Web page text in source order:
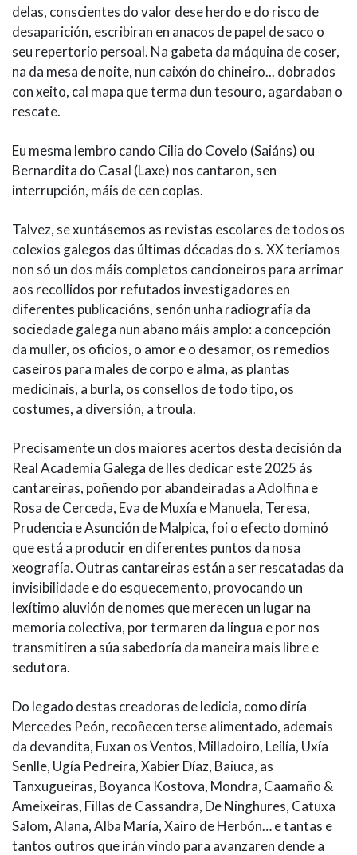
delas, conscientes do valor dese herdo e do risco de
desaparición, escribiran en anacos de papel de saco o
seu repertorio persoal. Na gabeta da máquina de coser,
na da mesa de noite, nun caixón do chineiro... dobrados
con xeito, cal mapa que terma dun tesouro, agardaban o
rescate.
Eu mesma lembro cando Cilia do Covelo (Saiáns) ou
Bernardita do Casal (Laxe) nos cantaron, sen
interrupción, máis de cen coplas.
Talvez, se xuntásemos as revistas escolares de todos os
colexios galegos das últimas décadas do s. XX teriamos
non só un dos máis completos cancioneiros para arrimar
aos recollidos por refutados investigadores en
diferentes publicacións, senón unha radiografía da
sociedade galega nun abano máis amplo: a concepción
da muller, os oficios, o amor e o desamor, os remedios
caseiros para males de corpo e alma, as plantas
medicinais, a burla, os consellos de todo tipo, os
costumes, a diversión, a troula.
Precisamente un dos maiores acertos desta decisión da
Real Academia Galega de lles dedicar este 2025 ás
cantareiras, poñendo por abandeiradas a Adolfina e
Rosa de Cerceda, Eva de Muxía e Manuela, Teresa,
Prudencia e Asunción de Malpica, foi o efecto dominó
que está a producir en diferentes puntos da nosa
xeografía. Outras cantareiras están a ser rescatadas da
invisibilidade e do esquecemento, provocando un
lexítimo aluvión de nomes que merecen un lugar na
memoria colectiva, por termaren da lingua e por nos
transmitiren a súa sabedoría da maneira mais libre e
sedutora.
Do legado destas creadoras de ledicia, como diría
Mercedes Peón, recoñecen terse alimentado, ademais
da devandita, Fuxan os Ventos, Milladoiro, Leilía, Uxía
Senlle, Ugía Pedreira, Xabier Díaz, Baiuca, as
Tanxugueiras, Boyanca Kostova, Mondra, Caamaño &
Ameixeiras, Fillas de Cassandra, De Ninghures, Catuxa
Salom, Alana, Alba María, Xairo de Herbón… e tantas e
tantos outros que irán vindo para avanzaren dende a